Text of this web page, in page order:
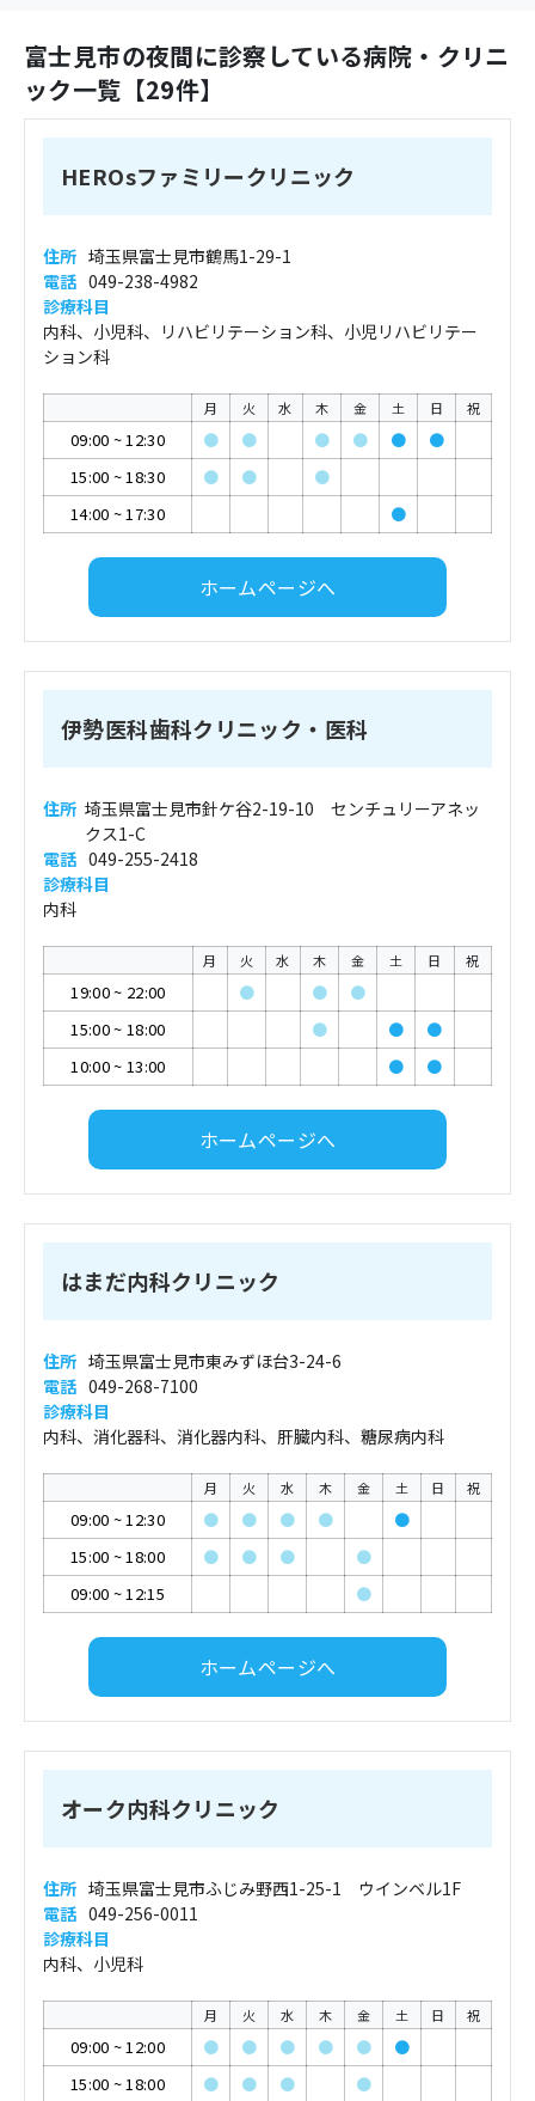
富士見市の夜間に診察している病院・クリニ
ック一覧【29件】
HEROsファミリークリニック
住所 埼玉県富士見市鶴馬1-29-1
電話 049-238-4982
診療科目
内科、小児科、リハビリテーション科、小児リハビリテー
ション科
月 火 水 木 金 土 日 祝
09:00 ~12:30 ● ● ● ● ●
●
15:00 ~18:30 ● ●
●
14:00 ~17:30 ●
ホームページへ
伊勢医科歯科クリニック・医科
住所 埼玉県富士見市針ケ谷2-19-10 センチュリーアネッ
クス1-C
電話 049-255-2418
診療科目
内科
月 火 水 木 金 土 日 祝
19:00~ 22:00 ● ●
●
15:00~ 18:00 ● ●
●
10:00~ 13:00 ● ●
ホームページへ
はまだ内科クリニック
住所 埼玉県富士見市東みずほ台3-24-6
電話 049-268-7100
診療科目
内科、消化器科、消化器内科、肝臓内科、糖尿病内科
月 火 水 木 金 土 日 祝
09:00 ~12:30 ● ● ● ●
●
15:00 ~18:00 ● ● ●
●
09:00 ~12:15 ●
ホームページへ
オーク内科クリニック
住所 埼玉県富士見市ふじみ野西1-25-1 ウインベル1F
電話 049-256-0011
診療科目
内科、小児科
月 火 水 木 金 土 日 祝
09:00 ~12:00 ● ● ● ● ●
●
15:00 ~18:00 ● ● ● ●